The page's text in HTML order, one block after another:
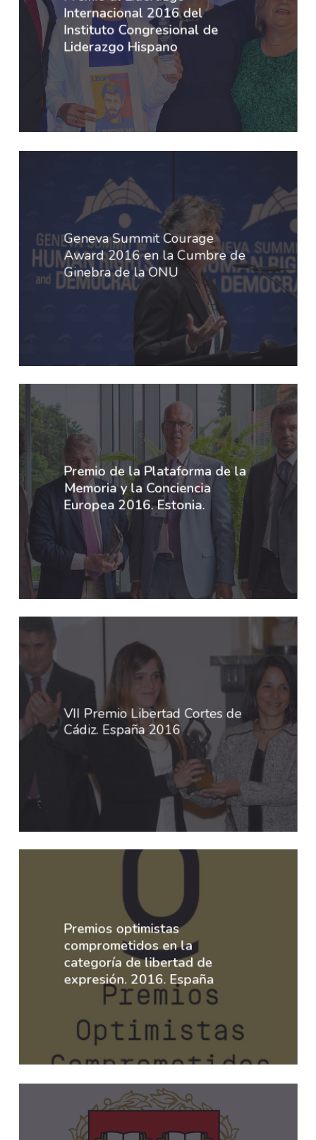
Internacional 2016 del
Instituto Congresional de
Liderazgo Hispano
Geneva Summit Courage
Award 2016 en la Cumbre de
Ginebra de la ONU
Premio de la Plataforma de la
Memoria y la Conciencia
Europea 2016. Estonia.
VII Premio Libertad Cortes de
Cádiz. España 2016
Premios optimistas
comprometidos en la
categoría de libertad de
expresión. 2016. España